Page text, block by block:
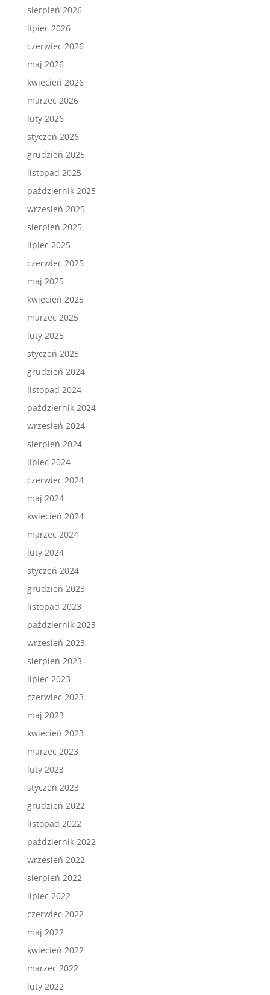
sierpień 2026
lipiec 2026
czerwiec 2026
maj 2026
kwiecień 2026
marzec 2026
luty 2026
styczeń 2026
grudzień 2025
listopad 2025
październik 2025
wrzesień 2025
sierpień 2025
lipiec 2025
czerwiec 2025
maj 2025
kwiecień 2025
marzec 2025
luty 2025
styczeń 2025
grudzień 2024
listopad 2024
październik 2024
wrzesień 2024
sierpień 2024
lipiec 2024
czerwiec 2024
maj 2024
kwiecień 2024
marzec 2024
luty 2024
styczeń 2024
grudzień 2023
listopad 2023
październik 2023
wrzesień 2023
sierpień 2023
lipiec 2023
czerwiec 2023
maj 2023
kwiecień 2023
marzec 2023
luty 2023
styczeń 2023
grudzień 2022
listopad 2022
październik 2022
wrzesień 2022
sierpień 2022
lipiec 2022
czerwiec 2022
maj 2022
kwiecień 2022
marzec 2022
luty 2022